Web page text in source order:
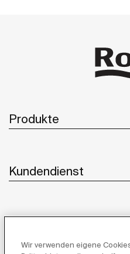
Produkte
Kundendienst
Wir verwenden eigene